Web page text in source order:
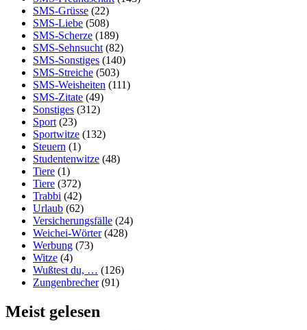
SMS-Grüsse (22)
SMS-Liebe (508)
SMS-Scherze (189)
SMS-Sehnsucht(82)
SMS-Sonstiges (140)
SMS-Streiche (503)
SMS-Weisheiten (111)
SMS-Zitate (49)
Sonstiges (312)
Sport(23)
Sportwitze (132)
Steuern (1)
Studentenwitze (48)
Tiere (1)
Tiere (372)
Trabbi (42)
Urlaub (62)
Versicherungsfälle (24)
Weichei-Wörter(428)
Werbung (73)
Witze (4)
Wußtest du, … (126)
Zungenbrecher(91)
Meist gelesen